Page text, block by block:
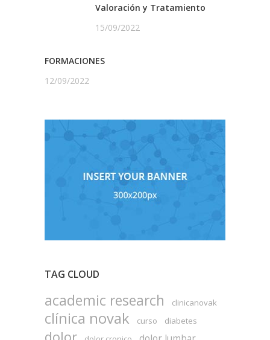
Valoración y Tratamiento
15/09/2022
FORMACIONES
12/09/2022
TAG CLOUD
academic research clinicanovak
clínica novak curso diabetes
dolor